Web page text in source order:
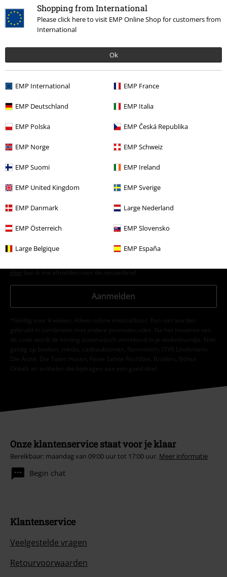
Shopping from International
Please click here to visit EMP Online Shop for customers from
International
Ok
EMP International EMP France
EMP Deutschland EMP Italia
EMP Polska EMP Česká Republika
EMP Norge EMP Schweiz
EMP Suomi EMP Ireland
EMP United Kingdom EMP Sverige
EMP Danmark Large Nederland
EMP Österreich EMP Slovensko
Large Belgique EMP España
Band Merch Genre Hardrock
Band Merch Top Bands AC/DC Media Vinyl
Band Merch Genre
Meld je aan en ontvang een code voor 15%
Ik geef hierbij toestemming om de Large-nieuwsbrief te ontvangen en ga
ermee akkoord dat Large Popmerchandising B.V. mijn persoonsgegevens
verwerkt om mij regelmatig te informeren over producten. Mijn
persoonsgegevens worden verwerkt in overeenstemming met de
bepalingen van het
. Ik kan mijn toestemming te allen tijde
Hier kan ik me afmelden voor de nieuwsbrief.
Aanmelden
*Geldig voor 4 weken. Alleen online inwisselbaar. Kan niet worden
gebruikt in combinatie met andere promotiecodes. Na het invoeren van
de code wordt de korting automatisch verrekend in je winkelmandje. Niet
geldig op boeken, media, cadeaubonnen, Rammstein, (Till) Lindemann,
Die Ärzte, Die Toten Hosen, Feine Sahne Fischfilet, Broilers, Böhse
Onkelz en artikelen die bijdragen aan een goed doel.
Onze klantenservice staat voor je klaar
Bereikbaar: maandag van 09:00 uur tot 17:00 uur. Meer informatie
Begin chat
Klantenservice
Veelgestelde vragen
Retourvoorwaarden